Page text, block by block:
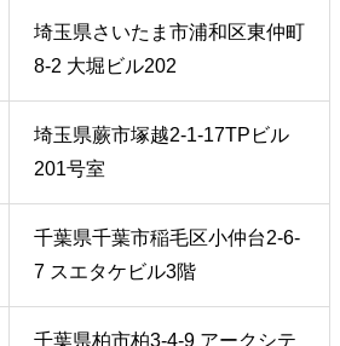
埼玉県さいたま市浦和区東仲町
8-2 大堀ビル202
埼玉県蕨市塚越2-1-17TPビル
201号室
千葉県千葉市稲毛区小仲台2-6-
7 スエタケビル3階
千葉県柏市柏3-4-9 アークシテ